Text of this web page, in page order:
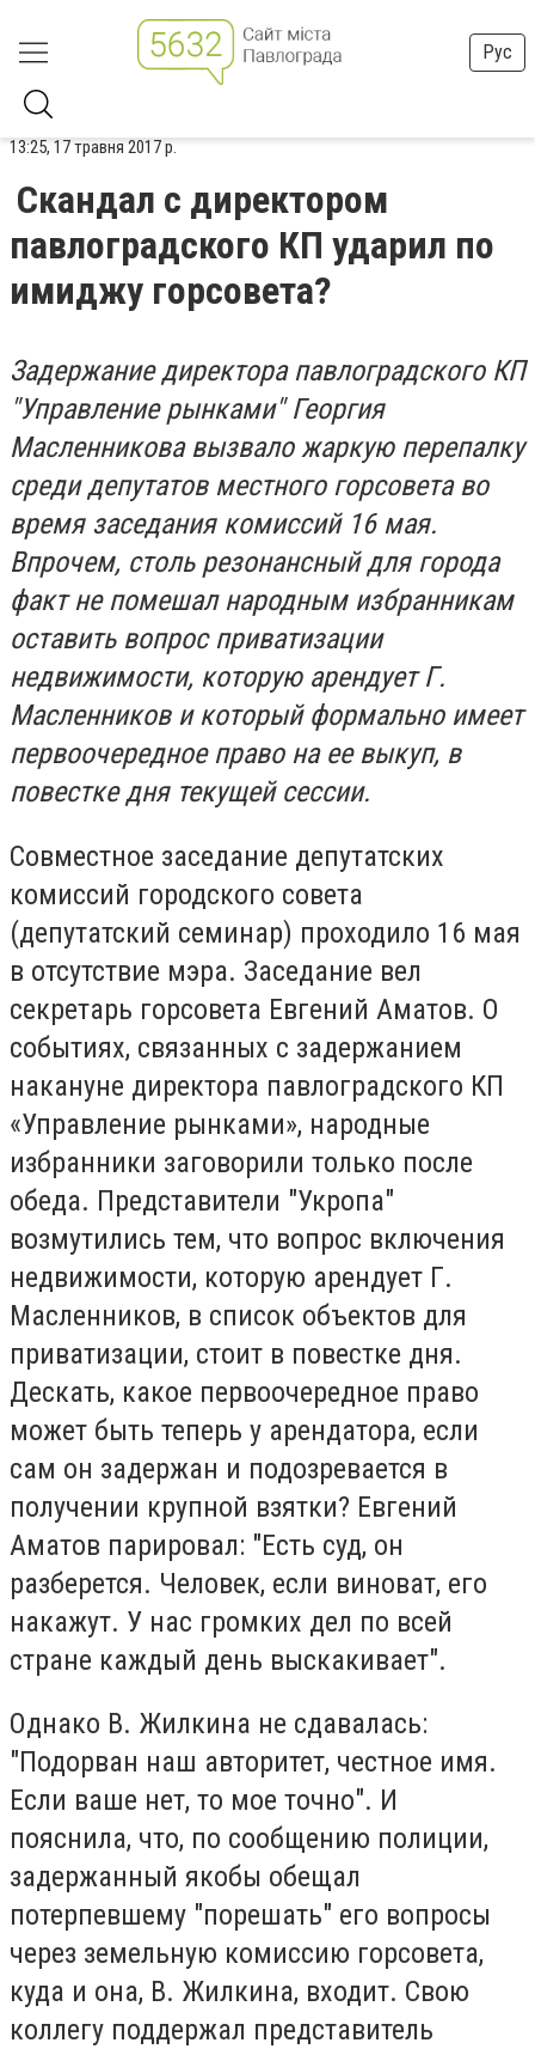
Рус
13:25, 17 травня 2017 р.
Скандал с директором
павлоградского КП ударил по
имиджу горсовета?
Задержание директора павлоградского КП
"Управление рынками" Георгия
Масленникова вызвало жаркую перепалку
среди депутатов местного горсовета во
время заседания комиссий 16 мая.
Впрочем, столь резонансный для города
факт не помешал народным избранникам
оставить вопрос приватизации
недвижимости, которую арендует Г.
Масленников и который формально имеет
первоочередное право на ее выкуп, в
повестке дня текущей сессии.
Совместное заседание депутатских
комиссий городского совета
(депутатский семинар) проходило 16 мая
в отсутствие мэра. Заседание вел
секретарь горсовета Евгений Аматов. О
событиях, связанных с задержанием
накануне директора павлоградского КП
«Управление рынками», народные
избранники заговорили только после
обеда. Представители "Укропа"
возмутились тем, что вопрос включения
недвижимости, которую арендует Г.
Масленников, в список объектов для
приватизации, стоит в повестке дня.
Дескать, какое первоочередное право
может быть теперь у арендатора, если
сам он задержан и подозревается в
получении крупной взятки? Евгений
Аматов парировал: "Есть суд, он
разберется. Человек, если виноват, его
накажут. У нас громких дел по всей
стране каждый день выскакивает".
Однако В. Жилкина не сдавалась:
"Подорван наш авторитет, честное имя.
Если ваше нет, то мое точно". И
пояснила, что, по сообщению полиции,
задержанный якобы обещал
потерпевшему "порешать" его вопросы
через земельную комиссию горсовета,
куда и она, В. Жилкина, входит. Свою
коллегу поддержал представитель